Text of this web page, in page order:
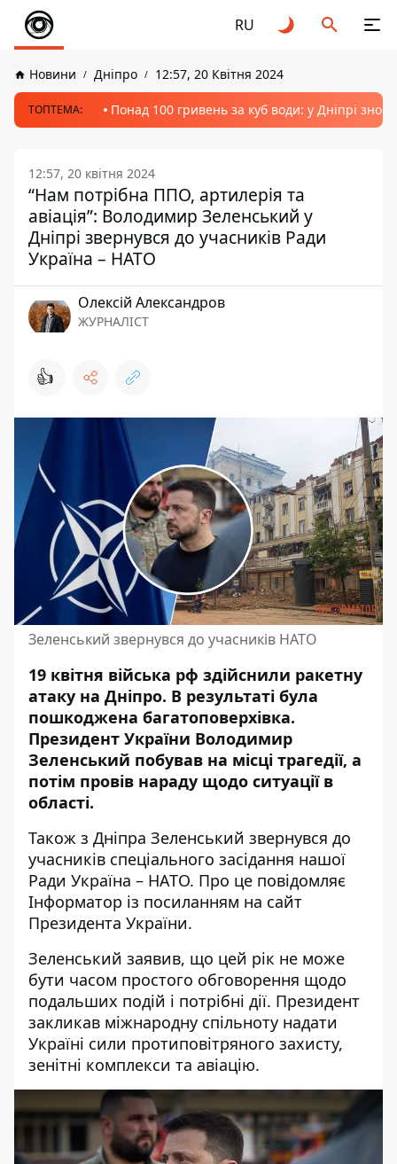
RU
Новини Дніпро 12:57, 20 Квітня 2024
ТОПТЕМА: Понад 100 гривень за куб води: у Дніпрі
12:57, 20 квітня 2024
“Нам потрібна ППО, артилерія та
авіація”: Володимир Зеленський у
Дніпрі звернувся до учасників Ради
Україна – НАТО
Олексій Александров
ЖУРНАЛІСТ
👍
Зеленський звернувся до учасників НАТО
19 квітня війська рф здійснили ракетну
атаку на Дніпро. В результаті була
пошкоджена багатоповерхівка.
Президент України Володимир
Зеленський побував на місці трагедії, а
потім провів нараду щодо ситуації в
області.
Також з Дніпра Зеленський звернувся до
учасників спеціального засідання нашої
Ради Україна – НАТО. Про це повідомляє
Інформатор із посиланням на сайт
Президента України.
Зеленський заявив, що цей рік не може
бути часом простого обговорення щодо
подальших подій і потрібні дії. Президент
закликав міжнародну спільноту надати
Україні сили протиповітряного захисту,
зенітні комплекси та авіацію.